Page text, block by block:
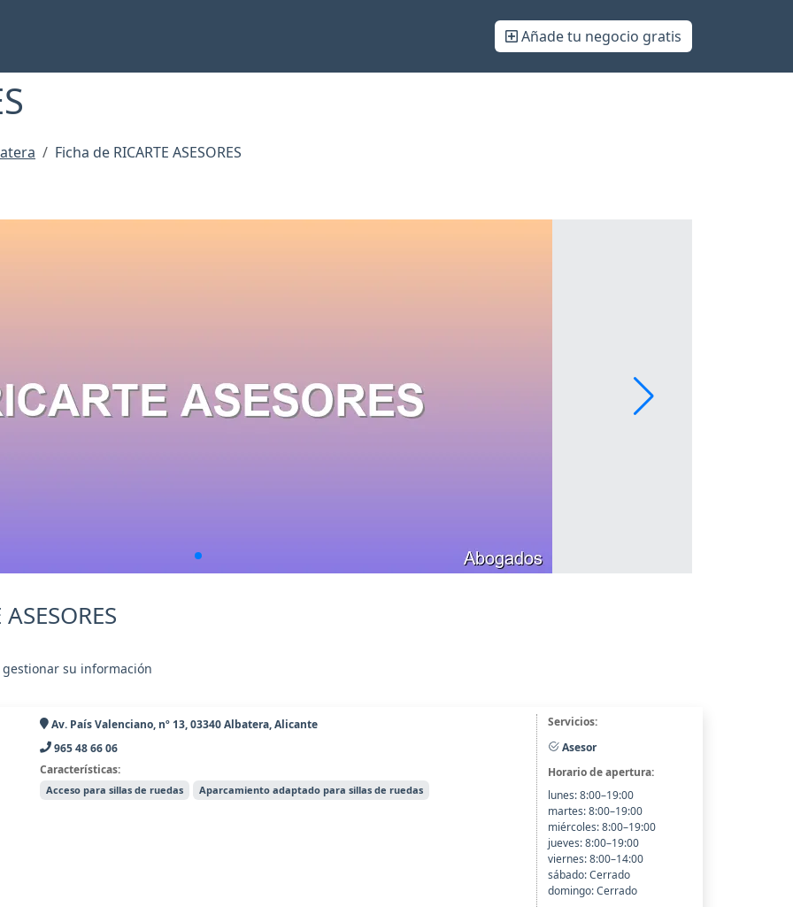
Añade tu negocio gratis
Ficha de RICARTE ASESORES
gestionar su información
Av. País Valenciano, nº 13, 03340 Albatera, Alicante
965 48 66 06
Características:
Acceso para sillas de ruedas Aparcamiento adaptado para sillas de ruedas
Servicios:
Asesor
Horario de apertura:
lunes: 8:00–19:00
martes: 8:00–19:00
miércoles: 8:00–19:00
jueves: 8:00–19:00
viernes: 8:00–14:00
sábado: Cerrado
domingo: Cerrado